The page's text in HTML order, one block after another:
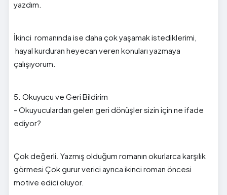
yazdım.
İkinci romanında ise daha çok yaşamak istediklerimi,
hayal kurduran heyecan veren konuları yazmaya
çalışıyorum.
5. Okuyucu ve Geri Bildirim
- Okuyuculardan gelen geri dönüşler sizin için ne ifade
ediyor?
Çok değerli. Yazmış olduğum romanın okurlarca karşılık
görmesi Çok gurur verici ayrıca ikinci roman öncesi
motive edici oluyor.